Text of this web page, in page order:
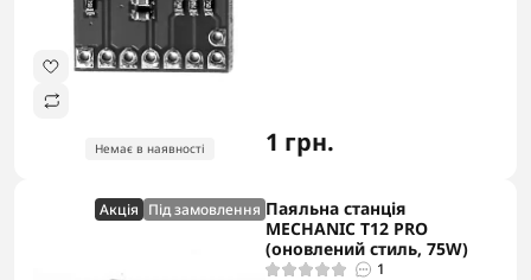
Немає в наявності 1 грн.
Акцiя Під замовлення Паяльна станція
MECHANIC T12 PRO
(оновлений стиль, 75W)
1